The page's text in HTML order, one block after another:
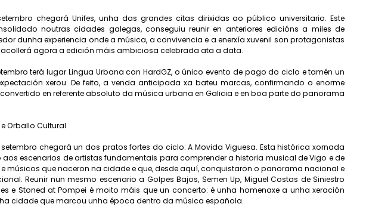
chegará Unifes, unha das grandes citas dirixidas ao público universitario. Este
noutras cidades galegas, conseguiu reunir en anteriores edicións a miles de
dunha experiencia onde a música, a convivencia e a enerxía xuvenil son protagonistas
agora a edición máis ambiciosa celebrada ata a data.
terá lugar Lingua Urbana con HardGZ, o único evento de pago do ciclo e tamén un
xerou. De feito, a venda anticipada xa bateu marcas, confirmando o enorme
en referente absoluto da música urbana en Galicia e en boa parte do panorama
Orballo Cultural
chegará un dos pratos fortes do ciclo: A Movida Viguesa. Esta histórica xornada
aos escenarios de artistas fundamentais para comprender a historia musical de Vigo e de
músicos que naceron na cidade e que, desde aquí, conquistaron o panorama nacional e
Reunir nun mesmo escenario a Golpes Bajos, Semen Up, Miguel Costas de Siniestro
e Stoned at Pompei é moito máis que un concerto: é unha homenaxe a unha xeración
cidade que marcou unha época dentro da música española.